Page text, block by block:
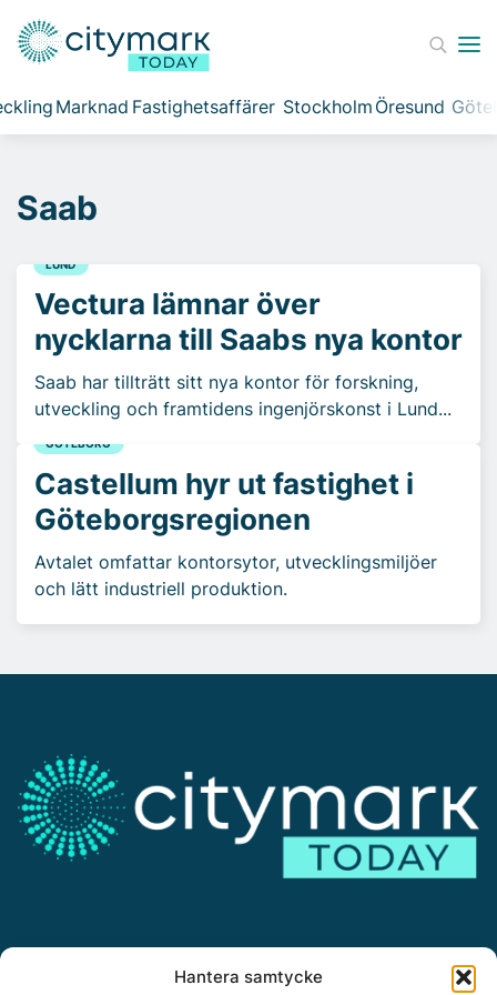
Hantera samtycke
Marknad Fastighetsaffärer Stockholm Öresund
Saab
LUND
Vectura lämnar över
nycklarna till Saabs nya kontor
Saab har tillträtt sitt nya kontor för forskning,
utveckling och framtidens ingenjörskonst i Lund...
GÖTEBORG
Castellum hyr ut fastighet i
Göteborgsregionen
Avtalet omfattar kontorsytor, utvecklingsmiljöer
och lätt industriell produktion.